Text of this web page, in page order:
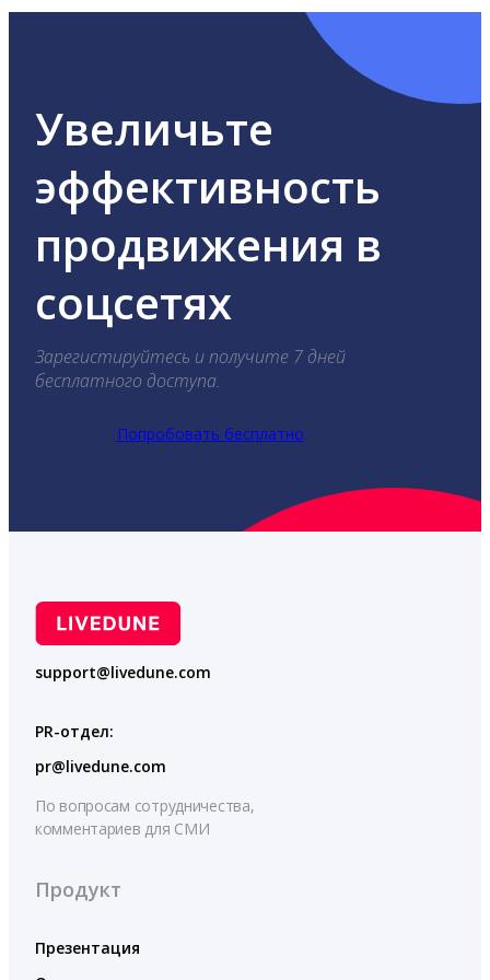
Увеличьте
эффективность
продвижения в
соцсетях
Зарегистируйтесь и получите 7 дней
бесплатного доступа.
Попробовать бесплатно
support@livedune.com
PR-отдел:
pr@livedune.com
По вопросам сотрудничества,
комментариев для СМИ
Продукт
Презентация